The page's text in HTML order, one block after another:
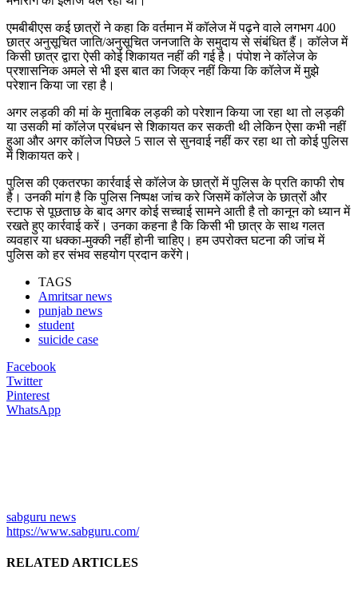
एमबीबीएस कई छात्रों ने कहा कि वर्तमान में कॉलेज में पढ़ने वाले लगभग 400
छात्र अनुसूचित जाति/अनुसूचित जनजाति के समुदाय से संबंधित हैं। कॉलेज में
किसी छात्र द्वारा ऐसी कोई शिकायत नहीं की गई है। पंपोश ने कॉलेज के
प्रशासनिक अमले से भी इस बात का जिक्र नहीं किया कि कॉलेज में मुझे
परेशान किया जा रहा है।
अगर लड़की की मां के मुताबिक लड़की को परेशान किया जा रहा था तो लड़की
या उसकी मां कॉलेज प्रबंधन से शिकायत कर सकती थी लेकिन ऐसा कभी नहीं
हुआ और अगर कॉलेज पिछले 5 साल से सुनवाई नहीं कर रहा था तो कोई पुलिस
में शिकायत करे।
पुलिस की एकतरफा कार्रवाई से कॉलेज के छात्रों में पुलिस के प्रति काफी रोष
है। उनकी मांग है कि पुलिस निष्पक्ष जांच करे जिसमें कॉलेज के छात्रों और
स्टाफ से पूछताछ के बाद अगर कोई सच्चाई सामने आती है तो कानून को ध्यान में
रखते हुए कार्रवाई करें। उनका कहना है कि किसी भी छात्र के साथ गलत
व्यवहार या धक्का-मुक्की नहीं होनी चाहिए। हम उपरोक्त घटना की जांच में
पुलिस को हर संभव सहयोग प्रदान करेंगे।
TAGS
Amritsar news
punjab news
student
suicide case
Facebook
Twitter
Pinterest
WhatsApp
sabguru news
https://www.sabguru.com/
RELATED ARTICLES